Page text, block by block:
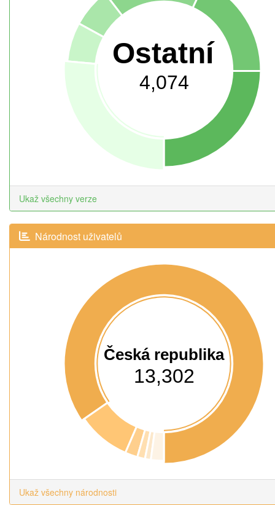
Ostatní
4,074
Ukaž všechny verze
Národnost uživatelů
Česká republika
13,302
Ukaž všechny národnosti